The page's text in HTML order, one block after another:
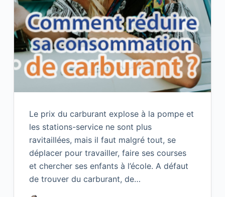
Le prix du carburant explose à la pompe et
les stations-service ne sont plus
ravitaillées, mais il faut malgré tout, se
déplacer pour travailler, faire ses courses
et chercher ses enfants à l’école. A défaut
de trouver du carburant, de…